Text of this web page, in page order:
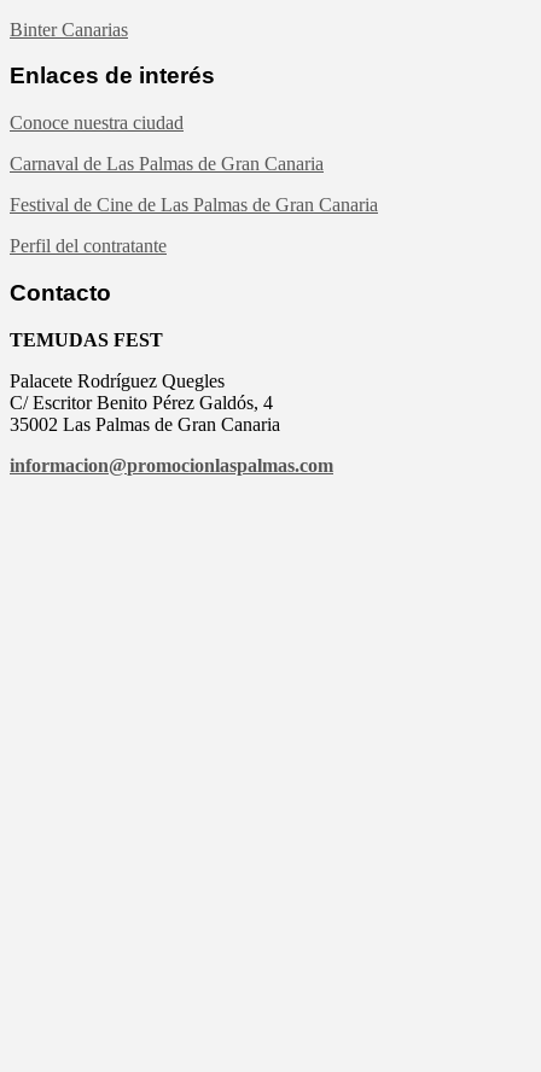
Binter Canarias
Enlaces de interés
Conoce nuestra ciudad
Carnaval de Las Palmas de Gran Canaria
Festival de Cine de Las Palmas de Gran Canaria
Perfil del contratante
Contacto
TEMUDAS FEST
Palacete Rodríguez Quegles
C/ Escritor Benito Pérez Galdós, 4
35002 Las Palmas de Gran Canaria
informacion@promocionlaspalmas.com